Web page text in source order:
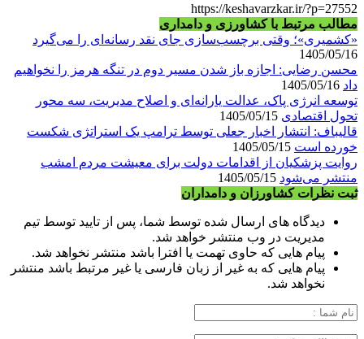
https://keshavarzkar.ir/?p=27552
مطالب مرتبط با کشاورزی و دامداری
«کشمیری»؛ وقتی برچسب‌سازی جای نقد رسانه‌ای را می‌گیرد
1405/05/16
محسن رضایی: اجازه باز شدن مسیر دوم در تنگه هرمز را نخواهیم
داد
توسعه انرژی پاک، عدالت یارانه‌ای و اصلاح مدیریت، سه محور
تحول اقتصادی
قالیباف: انتشار اخبار جعلی توسط ترامپ یک استراتژی شکست
خورده است
روایت پزشکیان از اقدامات دولت برای معیشت مردم امشب
منتشر می‌شود
ثبت نظرات کشاورزان و دامداران
دیدگاه های ارسال شده توسط شما، پس از تایید توسط تیم
مدیریت در وب منتشر خواهد شد.
پیام هایی که حاوی تهمت یا افترا باشد منتشر نخواهد شد.
پیام هایی که به غیر از زبان فارسی یا غیر مرتبط باشد منتشر
نخواهد شد.